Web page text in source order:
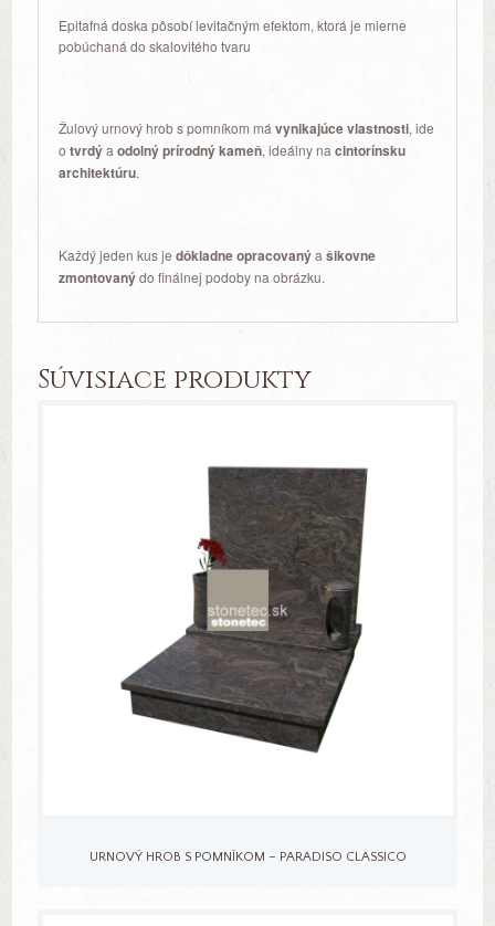
Epitafná doska pôsobí levitačným efektom, ktorá je mierne
pobúchaná do skalovitého tvaru
Žulový urnový hrob s pomníkom má vynikajúce vlastnosti, ide
o tvrdýa odolný prírodný kameň, ideálny na cintorínsku
architektúru.
Každý jeden kus je dôkladne opracovanýa šikovne
zmontovanýdo finálnej podoby na obrázku.
Súvisiace produkty
URNOVÝ HROB S POMNÍKOM – PARADISO CLASSICO